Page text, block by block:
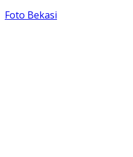
Foto Bekasi